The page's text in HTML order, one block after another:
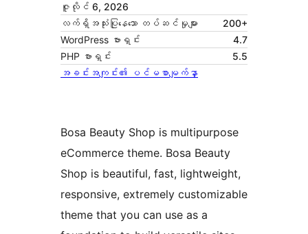
ဇူလိုင် 6, 2026
လက်ရှိအသုံးပြုနေသော တပ်ဆင်မှုများ
200+
WordPress ဗားရှင်း
4.7
PHP ဗားရှင်း
5.5
အခင်းအကျင်း၏ ပင်မစာမျက်နှာ
Bosa Beauty Shop is multipurpose
eCommerce theme. Bosa Beauty
Shop is beautiful, fast, lightweight,
responsive, extremely customizable
theme that you can use as a